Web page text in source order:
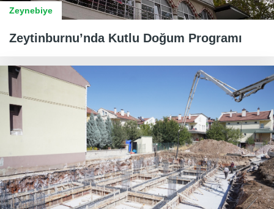
Zeynebiye
Zeytinburnu’nda Kutlu Doğum Programı